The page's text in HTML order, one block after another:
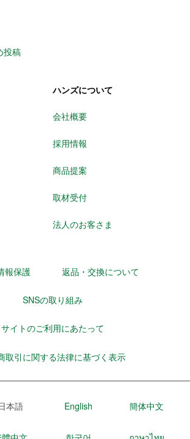
投稿
ハンズについて
会社概要
採用情報
商品提案
取材受付
法人のお客さま
報保護 返品・交換について
SNSの取り組み
サイトのご利用にあたって
取引に関する法律に基づく表示
本語 English 簡体中文